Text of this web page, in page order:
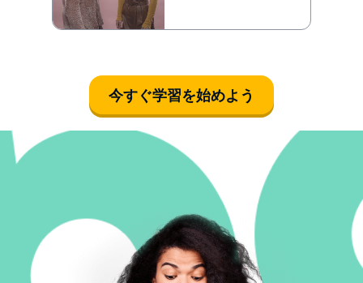
今すぐ学習を始めよう